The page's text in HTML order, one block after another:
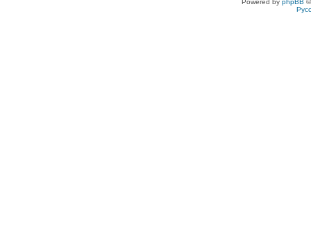
Powered by phpBB